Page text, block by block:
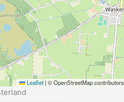
Leaflet | © OpenStreetMap contributors